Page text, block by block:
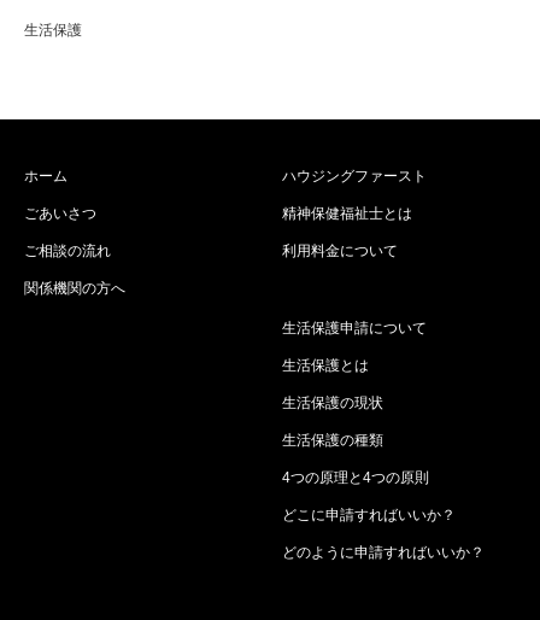
生活保護
ホーム
ごあいさつ
ご相談の流れ
関係機関の方へ
ハウジングファースト
精神保健福祉士とは
利用料金について
生活保護申請について
生活保護とは
生活保護の現状
生活保護の種類
4つの原理と4つの原則
どこに申請すればいいか？
どのように申請すればいいか？